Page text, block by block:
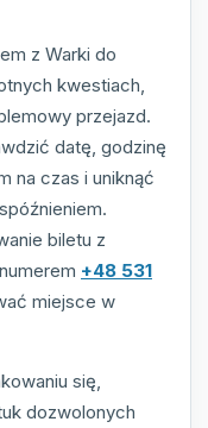
z Warki do
kwestiach,
przejazd.
datę, godzinę
na czas i uniknąć
biletu z
+48 531
miejsce w
się,
dozwolonych